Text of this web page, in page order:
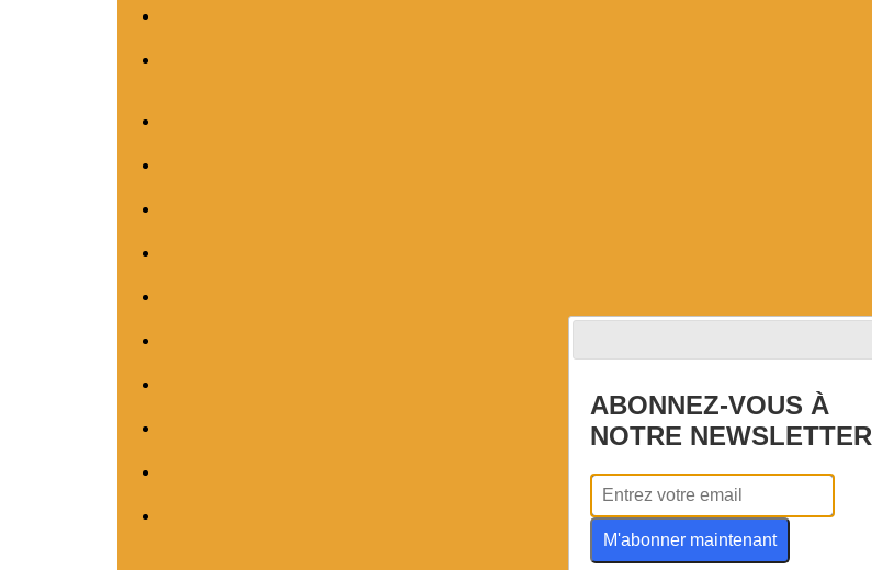
ABONNEZ-VOUS À
NOTRE NEWSLETTER
M'abonner maintenant